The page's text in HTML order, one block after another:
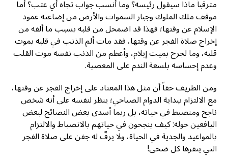
مترقباً ماذا سيقول رئيسه؟ وما أنسب جواب تجاه أي عتب؟ أما
موقف ملك الملوك وجبار السموات والأرض من إضاعته عمود
الإسلام عن وقتها؛ فهذا قد اضمحل من قلبه بسبب ما ألفه من
إخراج صلاة الفجر عن وقتها، فقد مات ألم الذنب في قلبه بموت
قلبه، وما لجرح بميت إيلام، وأعظم من الذنب نفسه موت القلب
وعدم إحساسه بلسعة الندم على المعصية.
ومن الطريف حقاً أن مثل هذا المعتاد على إخراج الفجر عن وقتها،
مع الالتزام ببداية الدوام الصباحي؛ ينظر لنفسه على أنه شخص
ناجح ومنضبط في حياته، بل ربما أسدى بعض النصائح لبعض
اليافعين حوله: كيف ينجحون في حياتهم بالانضباط والالتزام
بالمواعيد والجدية في الحياة، ولا يرفّ له جفن على صلاة الفجر
التي ينقرها كل ضحى!